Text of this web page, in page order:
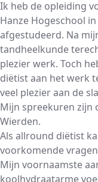
Ik heb de opleiding
Hanze Hogeschool
afgestudeerd. Na
tandheelkunde
plezier werk. Toch
diëtist aan het werk
veel plezier aan de
Mijn spreekuren zijn
Wierden.
Als allround diëtist
voorkomende
Mijn voornaamste
koolhydraatarme